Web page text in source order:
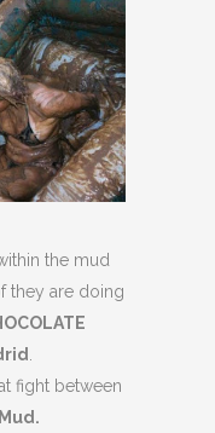
the mud
they are doing
fight between